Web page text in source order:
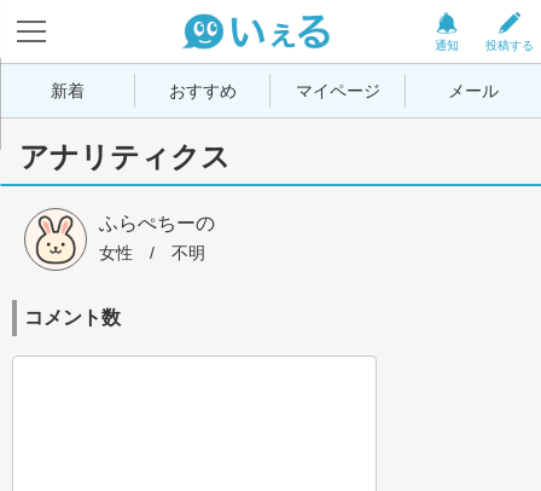
投稿する
通知
新着 おすすめ マイページ メール
アナリティクス
ふらぺちーの
女性 / 不明
コメント数